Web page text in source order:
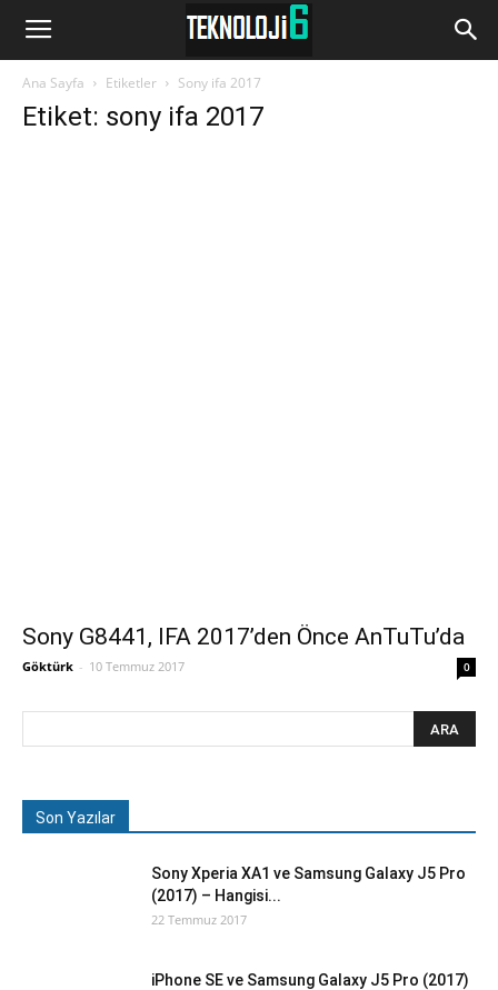
www.Teknoloji6.com
Ana Sayfa Etiketler Sony ifa 2017
Etiket: sony ifa 2017
Sony G8441, IFA 2017’den Önce AnTuTu’da
Göktürk - 10 Temmuz 2017 0
Son Yazılar
Sony Xperia XA1 ve Samsung Galaxy J5 Pro
(2017) – Hangisi...
22 Temmuz 2017
iPhone SE ve Samsung Galaxy J5 Pro (2017)